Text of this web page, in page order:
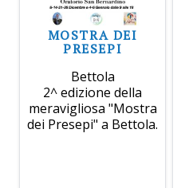
MOSTRA DEI
PRESEPI
Bettola
2^ edizione della
meravigliosa "Mostra
dei Presepi" a Bettola.